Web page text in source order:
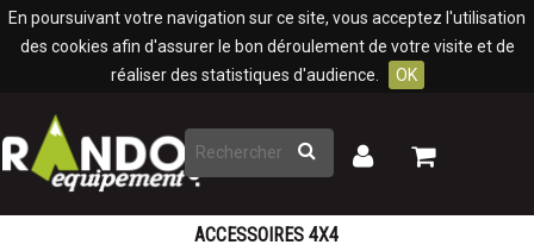
En poursuivant votre navigation sur ce site, vous acceptez l'utilisation
des cookies afin d'assurer le bon déroulement de votre visite et de
réaliser des statistiques d'audience.
OK
Rechercher
Mon
Mon
ACCESSOIRES 4X4
Panneau de gestion des cookies